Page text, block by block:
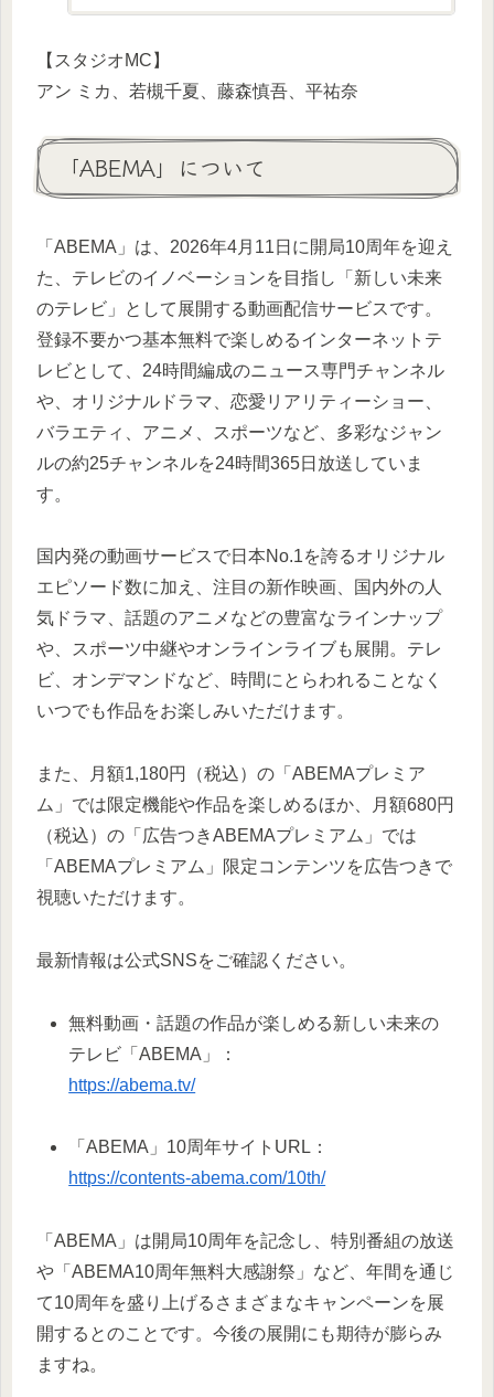
【スタジオMC】
アン ミカ、若槻千夏、藤森慎吾、平祐奈
「ABEMA」について
「ABEMA」は、2026年4月11日に開局10周年を迎え
た、テレビのイノベーションを目指し「新しい未来
のテレビ」として展開する動画配信サービスです。
登録不要かつ基本無料で楽しめるインターネットテ
レビとして、24時間編成のニュース専門チャンネル
や、オリジナルドラマ、恋愛リアリティーショー、
バラエティ、アニメ、スポーツなど、多彩なジャン
ルの約25チャンネルを24時間365日放送していま
す。
国内発の動画サービスで日本No.1を誇るオリジナル
エピソード数に加え、注目の新作映画、国内外の人
気ドラマ、話題のアニメなどの豊富なラインナップ
や、スポーツ中継やオンラインライブも展開。テレ
ビ、オンデマンドなど、時間にとらわれることなく
いつでも作品をお楽しみいただけます。
また、月額1,180円（税込）の「ABEMAプレミア
ム」では限定機能や作品を楽しめるほか、月額680円
（税込）の「広告つきABEMAプレミアム」では
「ABEMAプレミアム」限定コンテンツを広告つきで
視聴いただけます。
最新情報は公式SNSをご確認ください。
無料動画・話題の作品が楽しめる新しい未来の
テレビ「ABEMA」：
https://abema.tv/
「ABEMA」10周年サイトURL：
https://contents-abema.com/10th/
「ABEMA」は開局10周年を記念し、特別番組の放送
や「ABEMA10周年無料大感謝祭」など、年間を通じ
て10周年を盛り上げるさまざまなキャンペーンを展
開するとのことです。今後の展開にも期待が膨らみ
ますね。